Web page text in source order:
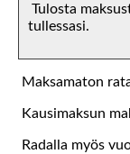
Tulosta
tullessasi.
Maksamaton
Kausimaksun
Radalla myös